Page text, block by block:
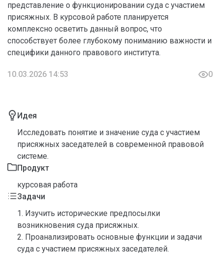
представление о функционировании суда с участием
присяжных. В курсовой работе планируется
комплексно осветить данный вопрос, что
способствует более глубокому пониманию важности и
специфики данного правового института.
10.03.2026 14:53 0
Идея
Исследовать понятие и значение суда с участием
присяжных заседателей в современной правовой
системе.
Продукт
курсовая работа
Задачи
1. Изучить исторические предпосылки
возникновения суда присяжных.
2. Проанализировать основные функции и задачи
суда с участием присяжных заседателей.